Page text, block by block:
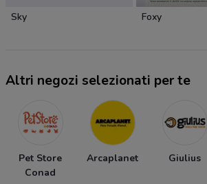
Sky Foxy
Altri negozi selezionati per te
Pet Store
Conad
Arcaplanet Giulius